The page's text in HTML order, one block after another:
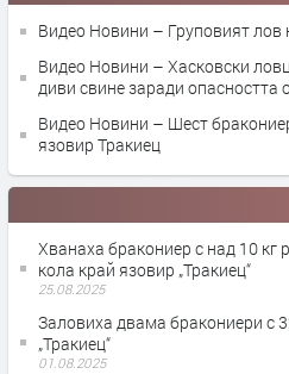
Видео Новини – Груповият лов
Видео Новини – Хасковски
диви свине заради опасността
Видео Новини – Шест
язовир Тракиец
Хванаха бракониер с над 10
кола край язовир „Тракиец“
25.08.2025
Заловиха двама бракониери с
„Тракиец“
01.08.2025